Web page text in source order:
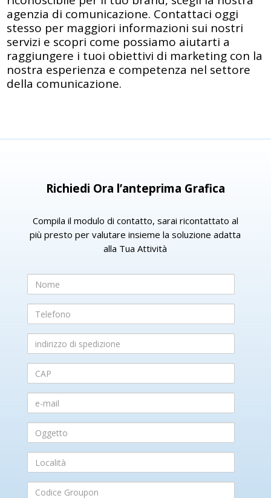
agenzia di comunicazione. Contattaci oggi
stesso per maggiori informazioni sui nostri
servizi e scopri come possiamo aiutarti a
raggiungere i tuoi obiettivi di marketing con la
nostra esperienza e competenza nel settore
della comunicazione.
Richiedi Ora l’anteprima Grafica
Compila il modulo di contatto, sarai ricontattato al
più presto per valutare insieme la soluzione adatta
alla Tua Attività
Nome
Telefono
indirizzo
di
spedizione
CAP
mail
Oggetto
Località
Codice